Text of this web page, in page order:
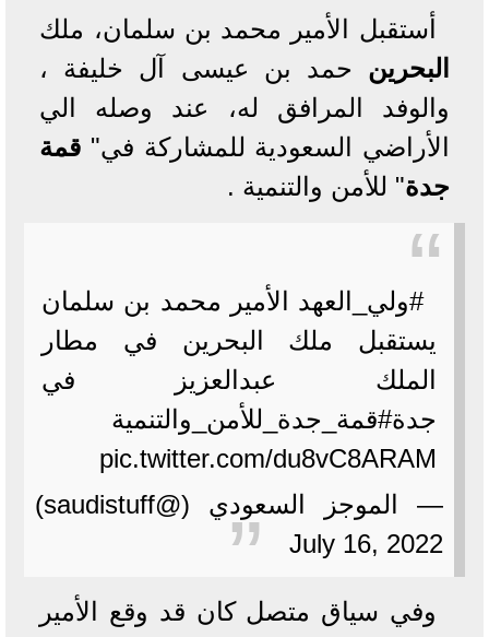
أستقبل الأمير محمد بن سلمان، ملك
البحرين حمد بن عيسى آل خليفة ،
والوفد المرافق له، عند وصله الي
الأراضي السعودية للمشاركة في" قمة
جدة" للأمن والتنمية .
#ولي_العهد الأمير محمد بن سلمان
يستقبل ملك البحرين في مطار
الملك عبدالعزيز في
جدة#قمة_جدة_للأمن_والتنمية
pic.twitter.com/du8vC8ARAM
— الموجز السعودي (@saudistuff)
July 16, 2022
وفي سياق متصل كان قد وقع الأمير